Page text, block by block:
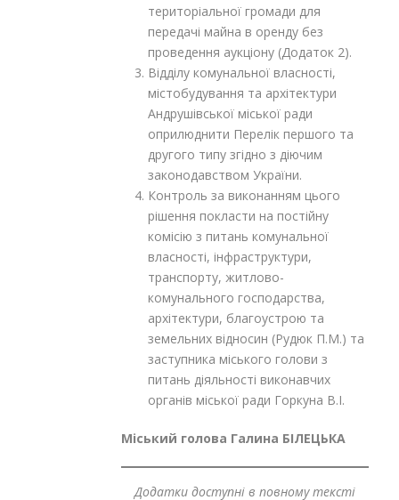
територіальної громади для
передачі майна в оренду без
проведення аукціону (Додаток 2).
Відділу комунальної власності,
містобудування та архітектури
Андрушівської міської ради
оприлюднити Перелік першого та
другого типу згідно з діючим
законодавством України.
Контроль за виконанням цього
рішення покласти на постійну
комісію з питань комунальної
власності, інфраструктури,
транспорту, житлово-
комунального господарства,
архітектури, благоустрою та
земельних відносин (Рудюк П.М.) та
заступника міського голови з
питань діяльності виконавчих
органів міської ради Горкуна В.І.
Міський голова Галина БІЛЕЦЬКА
Додатки доступні в повному тексті